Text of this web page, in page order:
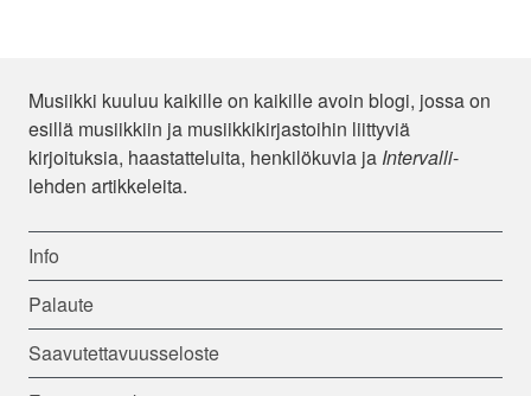
Musiikki kuuluu kaikille on kaikille avoin blogi, jossa on
esillä musiikkiin ja musiikkikirjastoihin liittyviä
kirjoituksia, haastatteluita, henkilökuvia ja Intervalli-
lehden artikkeleita.
Info
Palaute
Saavutettavuusseloste